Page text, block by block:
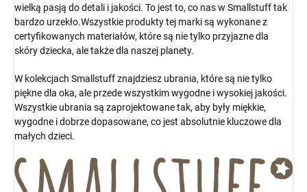
wielką pasją do detali i jakości. To jest to, co nas w Smallstuff tak
bardzo urzekło.Wszystkie produkty tej marki są wykonane z
certyfikowanych materiałów, które są nie tylko przyjazne dla
skóry dziecka, ale także dla naszej planety.
W kolekcjach Smallstuff znajdziesz ubrania, które są nie tylko
piękne dla oka, ale przede wszystkim wygodne i wysokiej jakości.
Wszystkie ubrania są zaprojektowane tak, aby były miękkie,
wygodne i dobrze dopasowane, co jest absolutnie kluczowe dla
małych dzieci.